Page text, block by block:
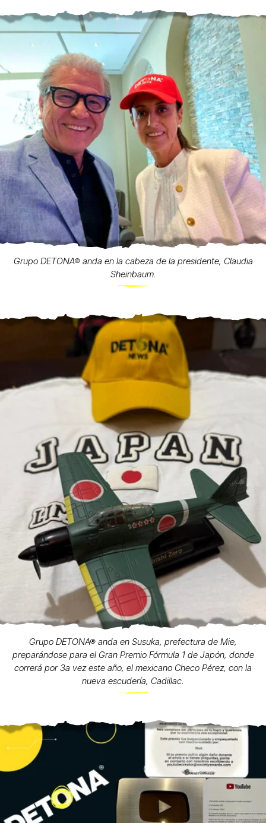
Grupo DETONA® anda en la cabeza de la presidente, Claudia
Sheinbaum.
Grupo DETONA® anda en Susuka, prefectura de Mie,
preparándose para el Gran Premio Fórmula 1 de Japón, donde
correrá por 3a vez este año, el mexicano Checo Pérez, con la
nueva escudería, Cadillac.